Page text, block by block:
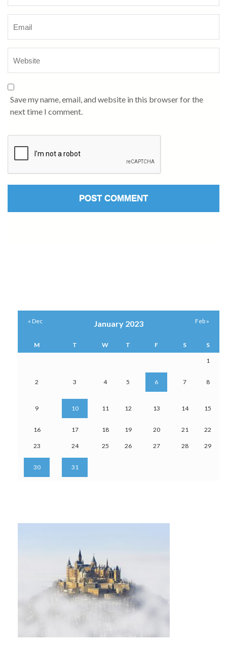
Save my name, email, and website in this browser for the
next time I comment.
January 2023
M T W T F S S
1
2 3 4 5 6 7 8
9 10 11 12 13 14 15
16 17 18 19 20 21 22
23 24 25 26 27 28 29
30 31
« Dec Feb »